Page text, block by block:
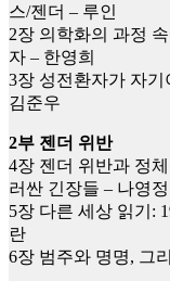
스/젠더 – 루인
2장 의학화의 과정
자 – 한영희
3장 성전환자가 자
김준우
2부 젠더 위반
4장 젠더 위반과 정
러싼 긴장들 – 나영정
5장 다른 세상 읽기:
란
6장 범주와 명명, 그